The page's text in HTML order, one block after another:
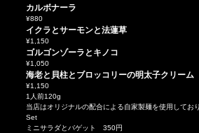
カルボナーラ
¥880
イクラとサーモンと法蓮草
¥1,150
ゴルゴンゾーラとキノコ
¥1,050
海老と貝柱とブロッコリーの明太子クリーム
¥1,150
1人前120g
当店はオリジナルの配合による自家製麺を使用してお
Set
ミニサラダとバゲット 350円